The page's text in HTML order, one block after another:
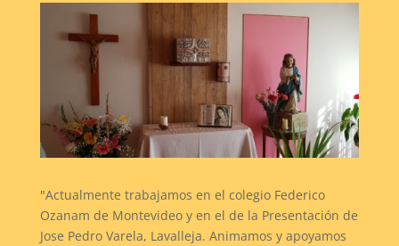
"Actualmente trabajamos en el colegio Federico
Ozanam de Montevideo y en el de la Presentación de
Jose Pedro Varela, Lavalleja. Animamos y apoyamos